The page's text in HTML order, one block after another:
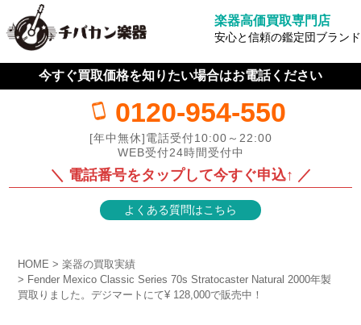
楽器高価買取専門店
安心と信頼の鑑定団ブランド
今すぐ買取価格を知りたい場合はお電話ください
0120-954-550
[年中無休]電話受付10:00～22:00
WEB受付24時間受付中
＼ 電話番号をタップして今すぐ申込↑ ／
よくある質問はこちら
HOME
楽器の買取実績
Fender Mexico Classic Series 70s Stratocaster Natural 2000年製
買取りました。デジマートにて¥ 128,000で販売中！